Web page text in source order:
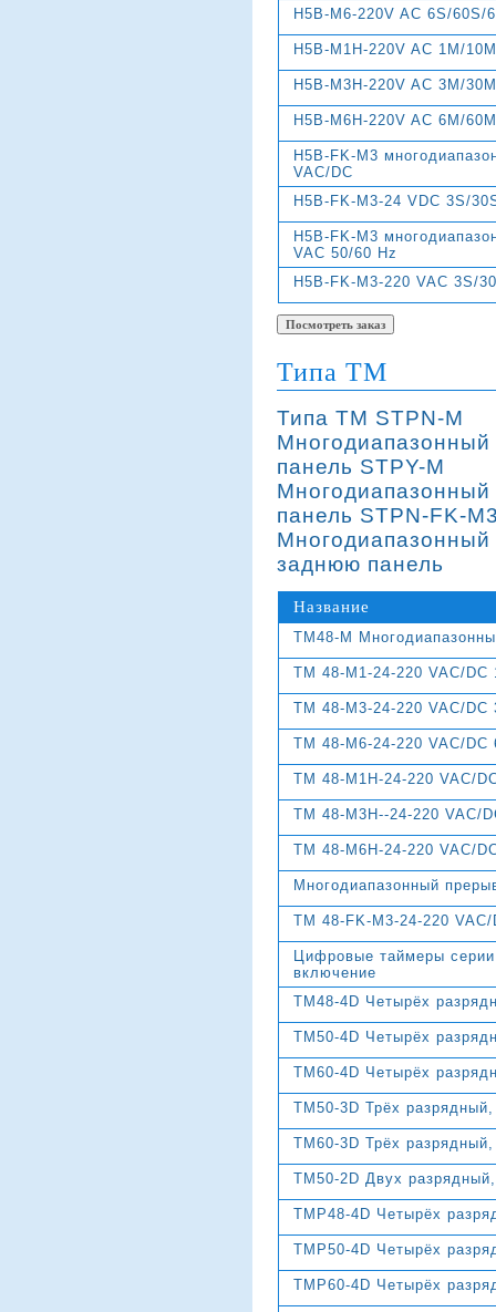
H5B-M6-220V AC 6S/60S/
H5B-M1H-220V AC 1M/
H5B-M3H-220V AC 3M/
H5B-M6H-220V AC 6M/
H5B-FK-M3
VAC/DC
H5B-FK-M3-24 VDC 3S/
H5B-FK-M3
VAC 50/60 Hz
H5B-FK-M3-220 VAC 3S/
Типа TM
Типа TM STPN-M
панель STPY-M
панель STPN-FK-
заднюю панель
Название
ТМ48-М
TM 48-M1-24-220 VAC/
TM 48-M3-24-220 VAC/DC
TM 48-M6-24-220 VAC/DC
TM 48-M1H-24-220 VAC/
TM 48-M3H--24-220 VAC/
TM 48-M6H-24-220 VAC/
Многодиапазонный
TM 48-FK-M3-24-220
Цифровые таймеры
включение
TM48-4D Четырёх
TM50-4D Четырёх
TM60-4D Четырёх
TM50-3D Трёх
TM60-3D Трёх
TM50-2D Двух
TMP48-4D Четырёх
TMP50-4D Четырёх
TMP60-4D Четырёх